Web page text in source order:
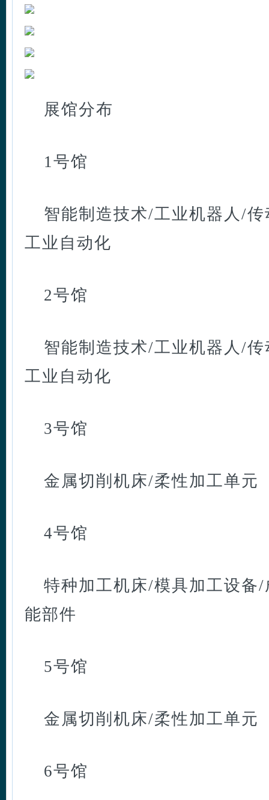
展馆分布
1号馆
智能制造技术/工业机器人/
工业自动化
2号馆
智能制造技术/工业机器人/
工业自动化
3号馆
金属切削机床/柔性加工单元
4号馆
特种加工机床/模具加工设备
能部件
5号馆
金属切削机床/柔性加工单元
6号馆